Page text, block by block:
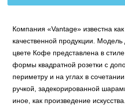
Компания «Vantage» известна
качественной продукции.
цвете Кофе представлена в
формы квадратной розетки с
периметру и на углах в
ручкой, задекорированной
иное, как произведение